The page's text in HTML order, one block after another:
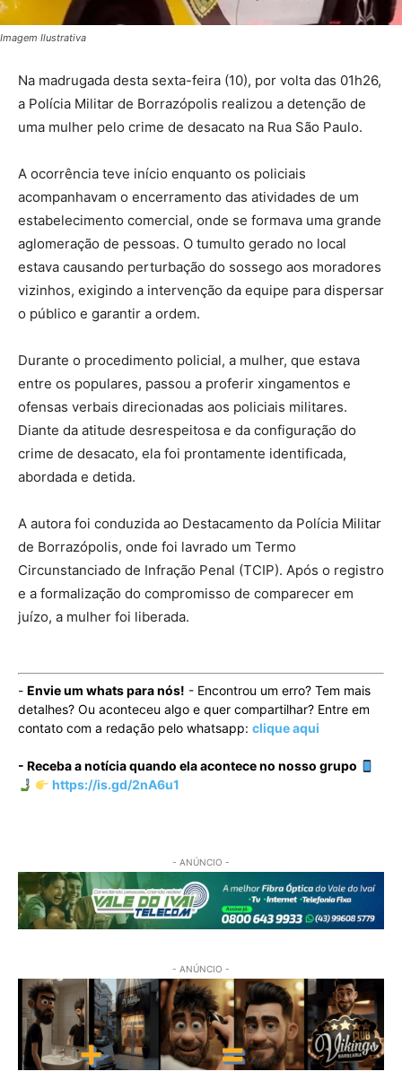
Imagem Ilustrativa
Na madrugada desta sexta-feira (10), por volta das 01h26,
a Polícia Militar de Borrazópolis realizou a detenção de
uma mulher pelo crime de desacato na Rua São Paulo.
A ocorrência teve início enquanto os policiais
acompanhavam o encerramento das atividades de um
estabelecimento comercial, onde se formava uma grande
aglomeração de pessoas. O tumulto gerado no local
estava causando perturbação do sossego aos moradores
vizinhos, exigindo a intervenção da equipe para dispersar
o público e garantir a ordem.
Durante o procedimento policial, a mulher, que estava
entre os populares, passou a proferir xingamentos e
ofensas verbais direcionadas aos policiais militares.
Diante da atitude desrespeitosa e da configuração do
crime de desacato, ela foi prontamente identificada,
abordada e detida.
A autora foi conduzida ao Destacamento da Polícia Militar
de Borrazópolis, onde foi lavrado um Termo
Circunstanciado de Infração Penal (TCIP). Após o registro
e a formalização do compromisso de comparecer em
juízo, a mulher foi liberada.
- Envie um whats para nós! - Encontrou um erro? Tem mais
detalhes? Ou aconteceu algo e quer compartilhar? Entre em
contato com a redação pelo whatsapp: clique aqui
- Receba a notícia quando ela acontece no nosso grupo
https://is.gd/2nA6u1
- ANÚNCIO -
- ANÚNCIO -